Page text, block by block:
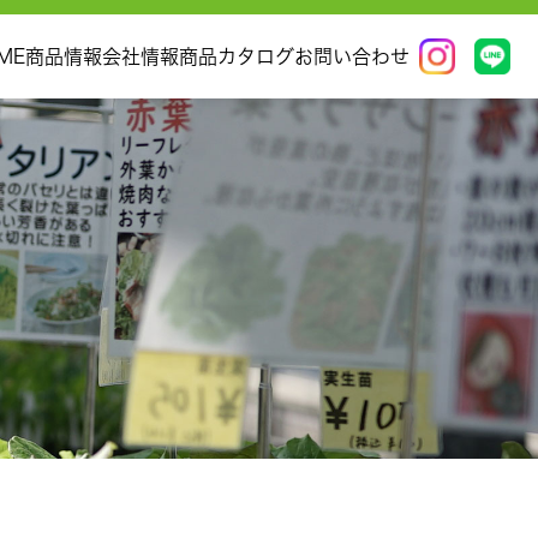
商品情報会社情報商品カタログお問い合わせ